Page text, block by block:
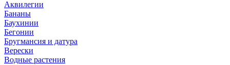
Аквилегии
Бананы
Баухинии
Бегонии
Бругмансия и датура
Верески
Водные растения